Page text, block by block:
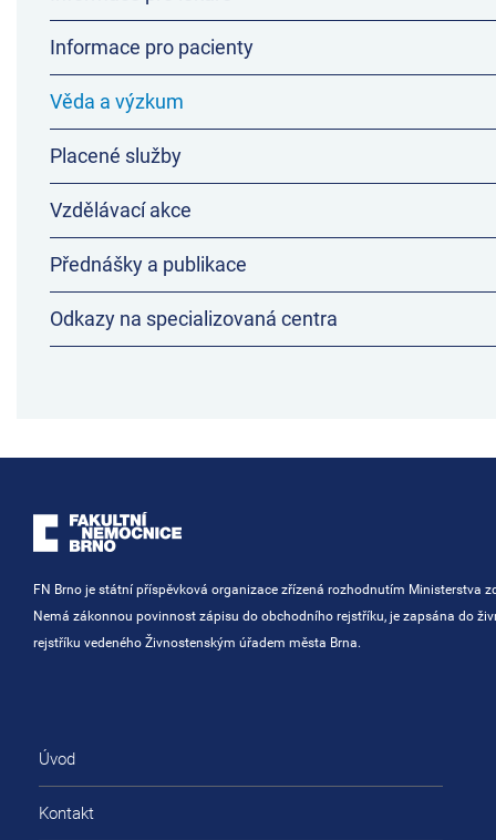
Informace pro pacienty
Věda a výzkum
Placené služby
Vzdělávací akce
Přednášky a publikace
Odkazy na specializovaná centra
FN Brno je státní příspěvková organizace zřízená rozhodnutím Ministerstva
Nemá zákonnou povinnost zápisu do obchodního rejstříku, je zapsána do
rejstříku vedeného Živnostenským úřadem města Brna.
Úvod
Kontakt